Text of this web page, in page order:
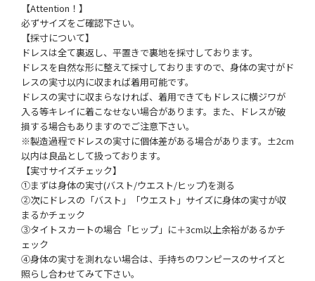
【Attention！】
必ずサイズをご確認下さい。
【採寸について】
ドレスは全て裏返し、平置きで裏地を採寸しております。
ドレスを自然な形に整えて採寸しておりますので、身体の実寸がド
レスの実寸以内に収まれば着用可能です。
ドレスの実寸に収まらなければ、着用できてもドレスに横ジワが
入る等キレイに着こなせない場合があります。また、ドレスが破
損する場合もありますのでご注意下さい。
※製造過程でドレスの実寸に個体差がある場合があります。±2cm
以内は良品として扱っております。
【実寸サイズチェック】
①まずは身体の実寸(バスト/ウエスト/ヒップ)を測る
②次にドレスの「バスト」「ウエスト」サイズに身体の実寸が収
まるかチェック
③タイトスカートの場合「ヒップ」に＋3cm以上余裕があるかチ
ェック
④身体の実寸を測れない場合は、手持ちのワンピースのサイズと
照らし合わせてみて下さい。